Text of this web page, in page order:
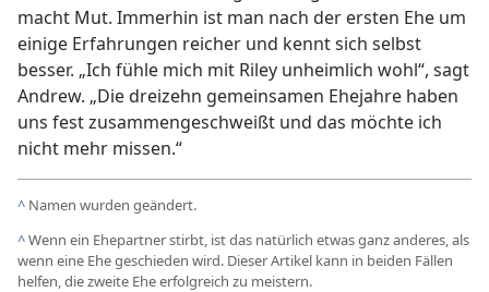
macht Mut. Immerhin ist man nach der ersten Ehe um
einige Erfahrungen reicher und kennt sich selbst
besser. „Ich fühle mich mit Riley unheimlich wohl“, sagt
Andrew. „Die dreizehn gemeinsamen Ehejahre haben
uns fest zusammengeschweißt und das möchte ich
nicht mehr missen.“
^ Namen wurden geändert.
^Wenn ein Ehepartner stirbt, ist das natürlich etwas ganz anderes, als
wenn eine Ehe geschieden wird. Dieser Artikel kann in beiden Fällen
helfen, die zweite Ehe erfolgreich zu meistern.